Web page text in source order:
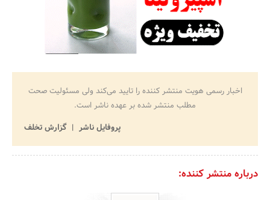
اخبار رسمی هویت منتشر کننده را تایید می‌کند ولی مسئولیت صحت
مطلب منتشر شده بر عهده ناشر است.
پروفایل ناشر
گزارش تخلف
درباره منتشر کننده: